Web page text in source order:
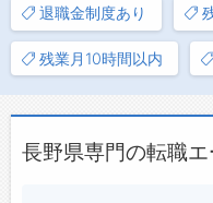
退職金制度あり
残業月10時間以内
長野県専門の転職エ